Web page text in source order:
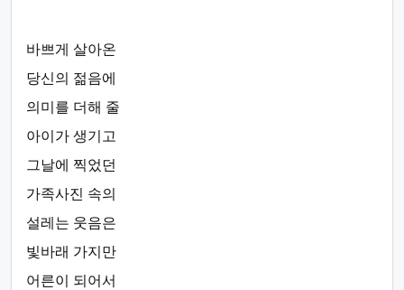
바쁘게 살아온
당신의 젊음에
의미를 더해 줄
아이가 생기고
그날에 찍었던
가족사진 속의
설레는 웃음은
빛바래 가지만
어른이 되어서